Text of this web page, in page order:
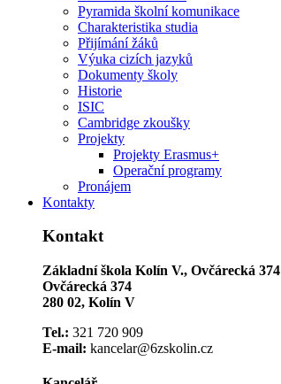
Pyramida školní komunikace
Charakteristika studia
Přijímání žáků
Výuka cizích jazyků
Dokumenty školy
Historie
ISIC
Cambridge zkoušky
Projekty
Projekty Erasmus+
Operační programy
Pronájem
Kontakty
Kontakt
Základní škola Kolín V., Ovčárecká 374
Ovčárecká 374
280 02, Kolín V
Tel.: 321 720 909
E-mail: kancelar@6zskolin.cz